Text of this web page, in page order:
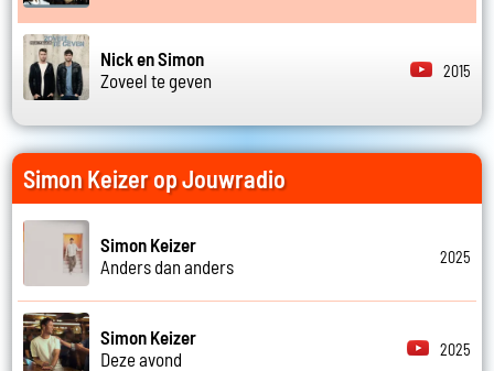
Nick en Simon
Zoveel te geven
2015
Simon Keizer op Jouwradio
Simon Keizer
Anders dan anders
2025
Simon Keizer
Deze avond
2025